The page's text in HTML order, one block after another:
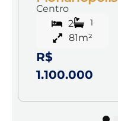
Centro
2
1
81m²
R$
1.100.000